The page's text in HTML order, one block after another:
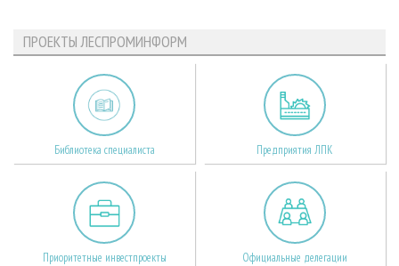
ПРОЕКТЫ ЛЕСПРОМИНФОРМ
Библиотека специалиста Предприятия ЛПК
Приоритетные инвестпроекты Официальные делегации